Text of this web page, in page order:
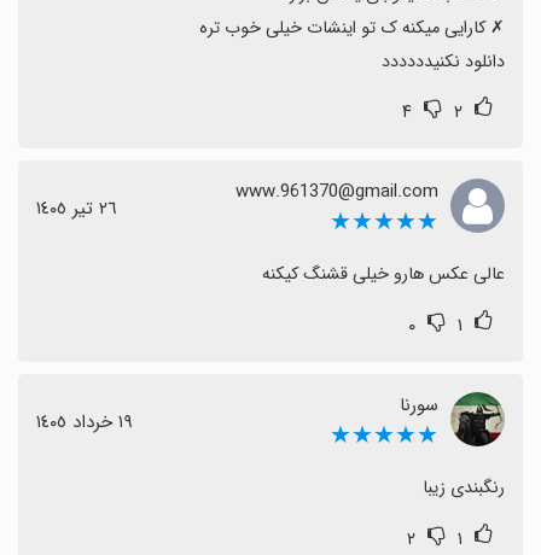
دانلود نکنیدددددد
۲ ۴
www.961370@gmail.com
★★★★★ ٢٦ تیر ١٤٠٥
عالی عکس هارو خیلی قشنگ کیکنه
۱ ۰
سورنا
★★★★★ ١٩ خرداد ١٤٠٥
رنگبندی زیبا
۱ ۲